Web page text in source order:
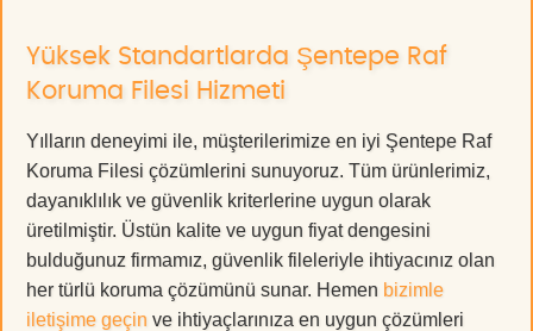
Yüksek Standartlarda Şentepe Raf
Koruma Filesi Hizmeti
Yılların deneyimi ile, müşterilerimize en iyi Şentepe Raf
Koruma Filesi çözümlerini sunuyoruz. Tüm ürünlerimiz,
dayanıklılık ve güvenlik kriterlerine uygun olarak
üretilmiştir. Üstün kalite ve uygun fiyat dengesini
bulduğunuz firmamız, güvenlik fileleriyle ihtiyacınız olan
her türlü koruma çözümünü sunar. Hemen bizimle
iletişime geçin ve ihtiyaçlarınıza en uygun çözümleri